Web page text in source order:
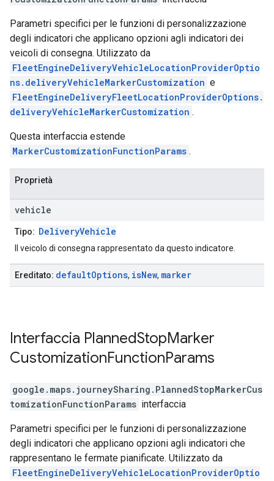
Parametri specifici per le funzioni di personalizzazione
degli indicatori che applicano opzioni agli indicatori dei
veicoli di consegna. Utilizzato da
FleetEngineDeliveryVehicleLocationProviderOptio
ns.deliveryVehicleMarkerCustomization e
FleetEngineDeliveryFleetLocationProviderOptions.
deliveryVehicleMarkerCustomization .
Questa interfaccia estende
MarkerCustomizationFunctionParams .
Proprietà
vehicle
Tipo: DeliveryVehicle
Il veicolo di consegna rappresentato da questo indicatore.
Ereditato: defaultOptions, isNew, marker
Interfaccia PlannedStopMarker
CustomizationFunctionParams
google.maps.journeySharing . PlannedStopMarkerCus
tomizationFunctionParams interfaccia
Parametri specifici per le funzioni di personalizzazione
degli indicatori che applicano opzioni agli indicatori che
rappresentano le fermate pianificate. Utilizzato da
FleetEngineDeliveryVehicleLocationProviderOptio